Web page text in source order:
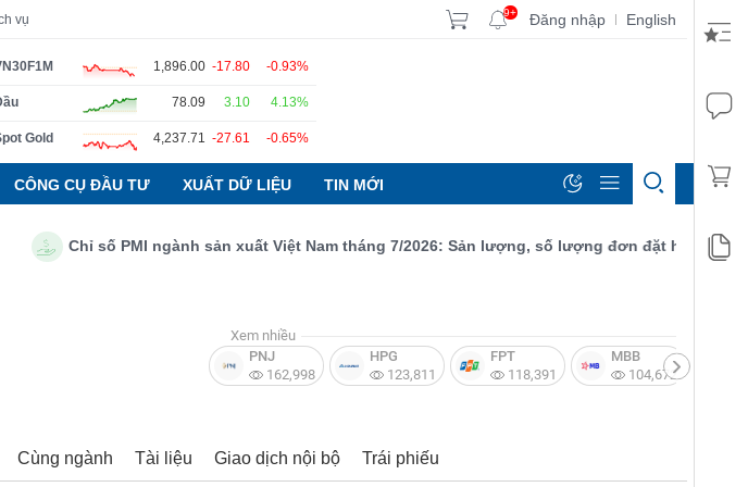
vụ 9+ Đăng nhập | English
1,896.00 -17.80 -0.93%
78.09 3.10 4.13%
Gold 4,237.71 -27.61 -0.65%
CÔNG CỤ ĐẦU TƯ XUẤT DỮ LIỆU TIN MỚI
Chỉ số PMI ngành sản xuất Việt Nam tháng 7/2026: Sản lượng, số lượng đơn đặt hàng mới và
Xem nhiều
PNJ
162,998
HPG
123,811
FPT
118,391
MBB
104,672
Cùng ngành Tài liệu Giao dịch nội bộ Trái phiếu
Thuật ngữ